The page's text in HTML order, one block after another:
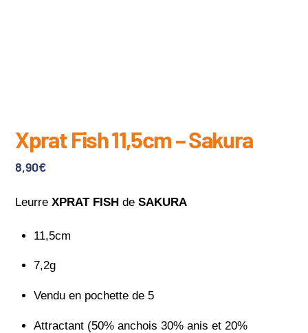
Xprat Fish 11,5cm – Sakura
8,90€
LeurreXPRAT FISH deSAKURA
11,5cm
7,2g
Vendu en pochette de 5
Attractant (50% anchois 30% anis et 20%